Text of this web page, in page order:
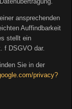
ansprechenden
Auffindbarkeit
stellt ein
f DSGVO dar.
Sie in der
privacy?